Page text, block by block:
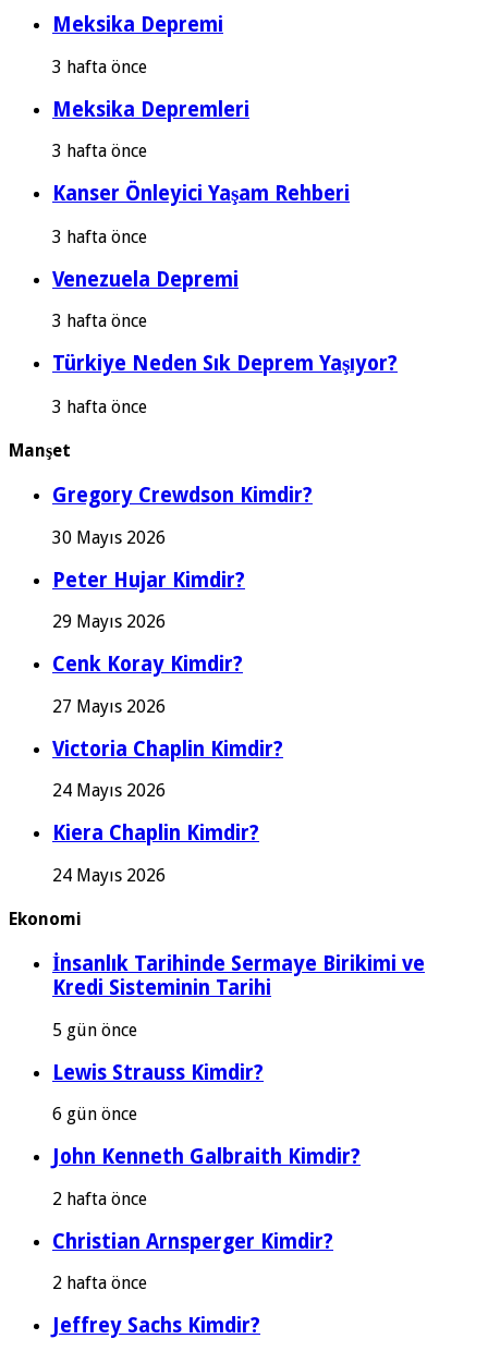
Meksika Depremi
3 hafta önce
Meksika Depremleri
3 hafta önce
Kanser Önleyici Yaşam Rehberi
3 hafta önce
Venezuela Depremi
3 hafta önce
Türkiye Neden Sık Deprem Yaşıyor?
3 hafta önce
Manşet
Gregory Crewdson Kimdir?
30 Mayıs 2026
Peter Hujar Kimdir?
29 Mayıs 2026
Cenk Koray Kimdir?
27 Mayıs 2026
Victoria Chaplin Kimdir?
24 Mayıs 2026
Kiera Chaplin Kimdir?
24 Mayıs 2026
Ekonomi
İnsanlık Tarihinde Sermaye Birikimi ve
Kredi Sisteminin Tarihi
5 gün önce
Lewis Strauss Kimdir?
6 gün önce
John Kenneth Galbraith Kimdir?
2 hafta önce
Christian Arnsperger Kimdir?
2 hafta önce
Jeffrey Sachs Kimdir?